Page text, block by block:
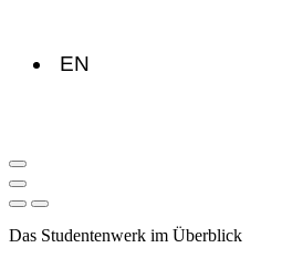
EN
Das Studentenwerk im Überblick